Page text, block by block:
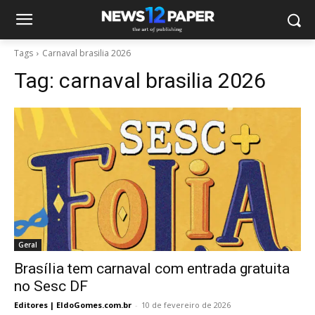
Tags Carnaval brasilia 2026
Tag: carnaval brasilia 2026
Geral
Brasília tem carnaval com entrada gratuita
no Sesc DF
Editores | EldoGomes.com.br - 10 de fevereiro de 2026